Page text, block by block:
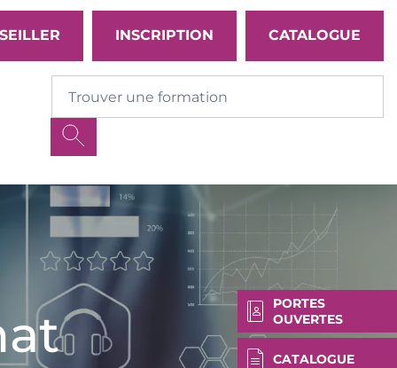
INSCRIPTION CATALOGUE
PORTES
OUVERTES
CATALOGUE